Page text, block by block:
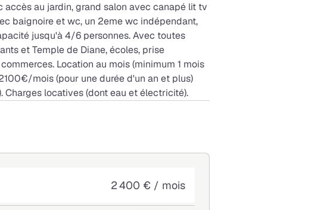
au jardin, grand salon avec canapé lit tv
baignoire et wc, un 2eme wc indépendant,
jusqu'à 4/6 personnes. Avec toutes
et Temple de Diane, écoles, prise
Location au mois (minimum 1 mois
mois (pour une durée d'un an et plus)
locatives (dont eau et électricité).
2 400 € / mois